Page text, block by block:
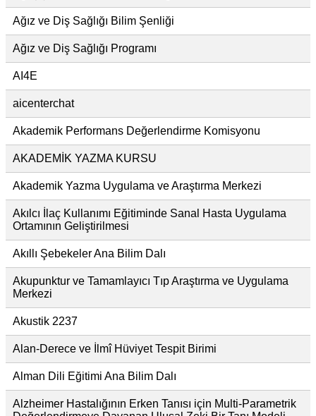
Ağız ve Diş Sağlığı Bilim Şenliği
Ağız ve Diş Sağlığı Programı
AI4E
aicenterchat
Akademik Performans Değerlendirme Komisyonu
AKADEMİK YAZMA KURSU
Akademik Yazma Uygulama ve Araştırma Merkezi
Akılcı İlaç Kullanımı Eğitiminde Sanal Hasta Uygulama
Ortamının Geliştirilmesi
Akıllı Şebekeler Ana Bilim Dalı
Akupunktur ve Tamamlayıcı Tıp Araştırma ve Uygulama
Merkezi
Akustik 2237
Alan-Derece ve İlmî Hüviyet Tespit Birimi
Alman Dili Eğitimi Ana Bilim Dalı
Alzheimer Hastalığının Erken Tanısı için Multi-Parametrik